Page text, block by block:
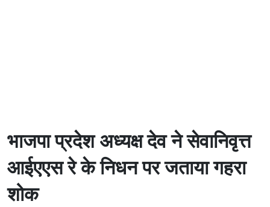
भाजपा प्रदेश अध्यक्ष देव ने सेवानिवृत्त
आईएएस रे के निधन पर जताया गहरा
शोक